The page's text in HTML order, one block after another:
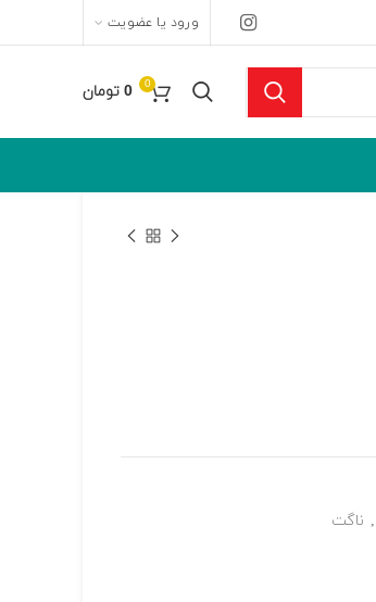
ورود یا عضویت
0
0 تومان
, ناگت